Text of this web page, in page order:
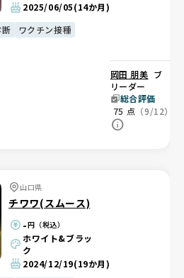
2025/06/05(14か月)
ワクチン接種
岡田 朋美 ブ
リーダー
総合評価
75 点 （9/12）
山口県
チワワ(スムース)
-円（税込）
ホワイト&ブラッ
ク
2024/12/19(19か月)